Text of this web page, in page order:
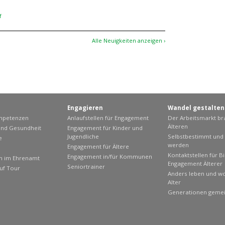
Alle Neuigkeiten anzeigen ›
Gesundheit
im Ehrenamt
Tour
Engagieren
Anlaufstellen für Engagement
Engagement für Kinder und
Jugendliche
Engagement für Ältere
Engagement in/für Kommunen
Seniortrainer
Wandel gestalten
Der Arbeitsmarkt
Älteren
Selbstbestimmt
werden
Kontaktstellen für
Engagement Älterer
Anders leben und
Alter
Generationen